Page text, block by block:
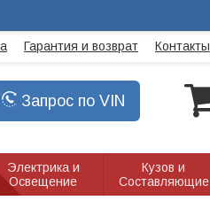
Гарантия и возврат Контакты
Запрос по VIN
Электрика и
Освещение
Кузов и
Составляющие